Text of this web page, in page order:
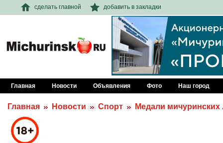
сделать главной добавить в закладки
Главная Новости Объявления Фото Наш город
Главная Новости Спорт Медали мичуринских